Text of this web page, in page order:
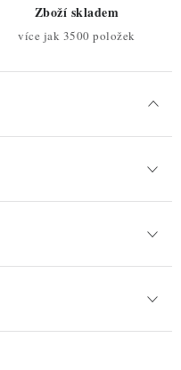
Zboží skladem
více jak 3500 položek